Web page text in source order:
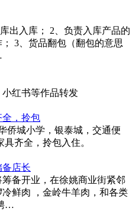
出入库； 2、负责入库产品的
3、货品翻包（翻包的意思
红书等作品转发
全，拎包
侨城小学，银泰城，交通便
齐全，拎包入住。
店长
备开业，在徐姚商业街紧邻
鲜肉 ，金岭牛羊肉，和各类
…